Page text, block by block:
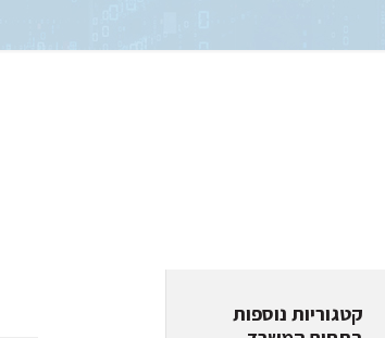
קטגוריות נוספות